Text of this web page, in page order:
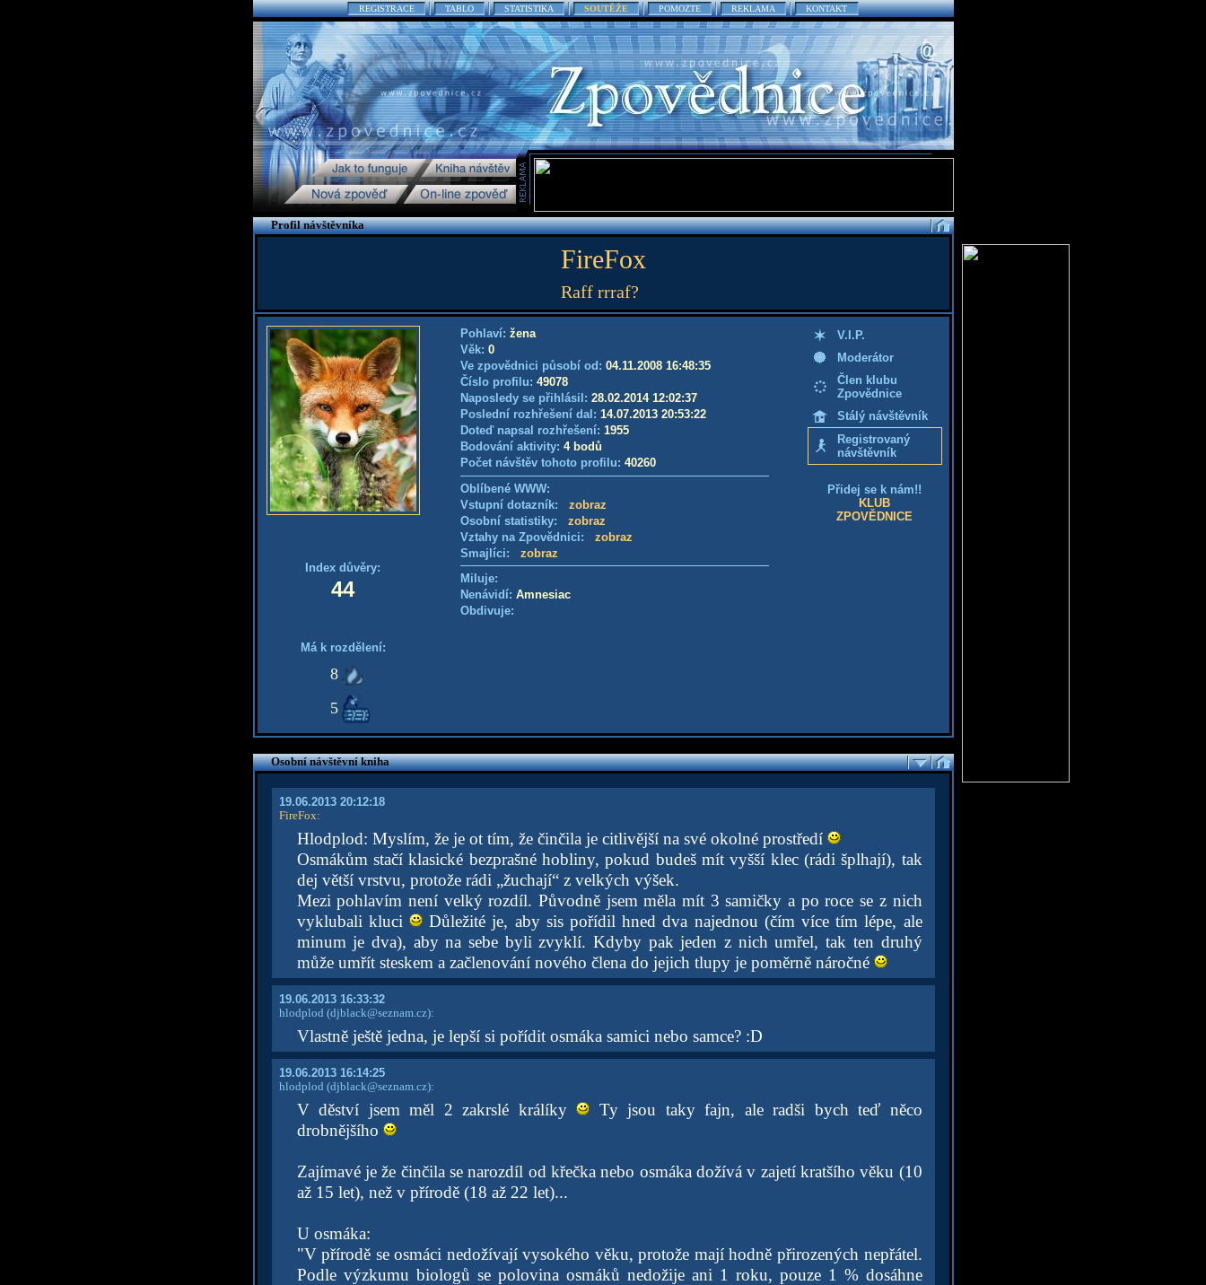
REGISTRACE TABLO STATISTIKA SOUTĚŽE POMOZTE REKLAMA KONTAKT
Profil návštěvníka
FireFox
Raff rrraf?
Index důvěry:
44
Má k rozdělení:
8
5
Pohlaví: žena
Věk: 0
Ve zpovědnici působí od: 04.11.2008 16:48:35
Číslo profilu: 49078
Naposledy se přihlásil: 28.02.2014 12:02:37
Poslední rozhřešení dal: 14.07.2013 20:53:22
Doteď napsal rozhřešení: 1955
Bodování aktivity: 4 bodů
Počet návštěv tohoto profilu: 40260
Oblíbené WWW:
Vstupní dotazník: zobraz
Osobní statistiky: zobraz
Vztahy na Zpovědnici: zobraz
Smajlíci: zobraz
Miluje:
Nenávidí: Amnesiac
Obdivuje:
V.I.P.
Moderátor
Člen klubu
Zpovědnice
Stálý návštěvník
Registrovaný
návštěvník
Přidej se k nám!!
KLUB
ZPOVĚDNICE
Osobní návštěvní kniha
19.06.2013 20:12:18
FireFox:
Hlodplod: Myslím, že je ot tím, že činčila je citlivější na své okolné prostředí
Osmákům stačí klasické bezprašné hobliny, pokud budeš mít vyšší klec (rádi šplhají), tak
dej větší vrstvu, protože rádi „žuchají“ z velkých výšek.
Mezi pohlavím není velký rozdíl. Původně jsem měla mít 3 samičky a po roce se z nich
vyklubali kluci
Důležité je, aby sis pořídil hned dva najednou (čím více tím lépe, ale
minum je dva), aby na sebe byli zvyklí. Kdyby pak jeden z nich umřel, tak ten druhý
může umřít steskem a začlenování nového člena do jejich tlupy je poměrně náročné
19.06.2013 16:33:32
hlodplod (djblack@seznam.cz):
Vlastně ještě jedna, je lepší si pořídit osmáka samici nebo samce? :D
19.06.2013 16:14:25
hlodplod (djblack@seznam.cz):
V děství jsem měl 2 zakrslé králíky
Ty jsou taky fajn, ale radši bych teď něco
drobnějšího
Zajímavé je že činčila se narozdíl od křečka nebo osmáka dožívá v zajetí kratšího věku (10
až 15 let), než v přírodě (18 až 22 let)...
U osmáka:
"V přírodě se osmáci nedožívají vysokého věku, protože mají hodně přirozených nepřátel.
Podle výzkumu biologů se polovina osmáků nedožije ani 1 roku, pouze 1 % dosáhne